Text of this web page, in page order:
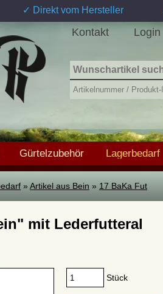
✓ Direkt vom Hersteller
Kontakt Login
Gürtelzubehör Lagerbedarf
»Artikel aus Bein » 17 BaKa Fut
mit Lederfutteral
Stück